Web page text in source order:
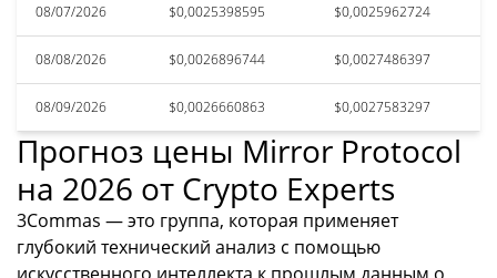
08/07/2026 $0,0025398595 $0,0025962724
08/08/2026 $0,0026896744 $0,0027486397
08/09/2026 $0,0026660863 $0,0027583297
Прогноз цены Mirror Protocol
на 2026 от Crypto Experts
3Commas — это группа, которая применяет
глубокий технический анализ с помощью